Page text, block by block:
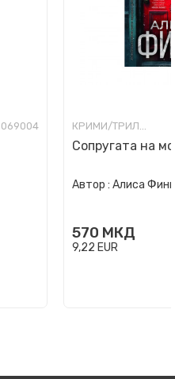
069004 КРИМИ/ТРИЛЕР
Сопругата на
Автор : Алиса Фини
570 МКД
9,22 EUR